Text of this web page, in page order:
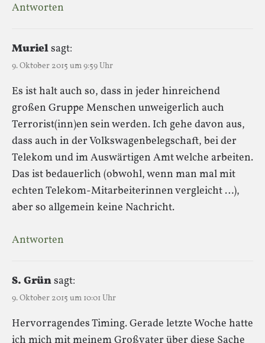
Antworten
Murielsagt:
9. Oktober 2015 um 9:59 Uhr
Es ist halt auch so, dass in jeder hinreichend
großen Gruppe Menschen unweigerlich auch
Terrorist(inn)en sein werden. Ich gehe davon aus,
dass auch in der Volkswagenbelegschaft, bei der
Telekom und im Auswärtigen Amt welche arbeiten.
Das ist bedauerlich (obwohl, wenn man mal mit
echten Telekom-Mitarbeiterinnen vergleicht …),
aber so allgemein keine Nachricht.
Antworten
S. Grünsagt:
9. Oktober 2015 um 10:01 Uhr
Hervorragendes Timing. Gerade letzte Woche hatte